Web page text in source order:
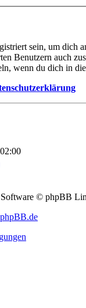
sein, um
Benutzern auch
wenn du dich in
© phpBB
phpBB.de